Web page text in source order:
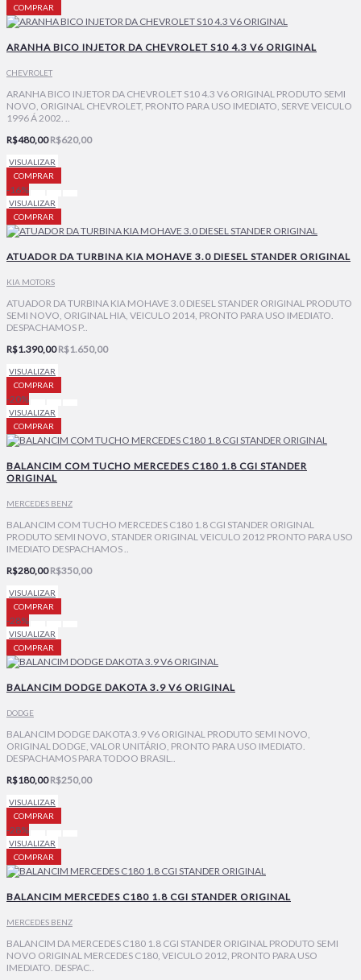
COMPRAR
ARANHA BICO INJETOR DA CHEVROLET S10 4.3 V6 ORIGINAL
CHEVROLET
ARANHA BICO INJETOR DA CHEVROLET S10 4.3 V6 ORIGINAL PRODUTO SEMI
NOVO, ORIGINAL CHEVROLET, PRONTO PARA USO IMEDIATO, SERVE VEICULO
1996 Á 2002. ..
R$480,00 R$620,00
VISUALIZAR
COMPRAR
-16%
VISUALIZAR
COMPRAR
ATUADOR DA TURBINA KIA MOHAVE 3.0 DIESEL STANDER ORIGINAL
KIA MOTORS
ATUADOR DA TURBINA KIA MOHAVE 3.0 DIESEL STANDER ORIGINAL PRODUTO
SEMI NOVO, ORIGINAL HIA, VEICULO 2014, PRONTO PARA USO IMEDIATO.
DESPACHAMOS P..
R$1.390,00 R$1.650,00
VISUALIZAR
COMPRAR
-20%
VISUALIZAR
COMPRAR
BALANCIM COM TUCHO MERCEDES C180 1.8 CGI STANDER
ORIGINAL
MERCEDES BENZ
BALANCIM COM TUCHO MERCEDES C180 1.8 CGI STANDER ORIGINAL
PRODUTO SEMI NOVO, STANDER ORIGINAL VEICULO 2012 PRONTO PARA USO
IMEDIATO DESPACHAMOS ..
R$280,00 R$350,00
VISUALIZAR
COMPRAR
-28%
VISUALIZAR
COMPRAR
BALANCIM DODGE DAKOTA 3.9 V6 ORIGINAL
DODGE
BALANCIM DODGE DAKOTA 3.9 V6 ORIGINAL PRODUTO SEMI NOVO,
ORIGINAL DODGE, VALOR UNITÁRIO, PRONTO PARA USO IMEDIATO.
DESPACHAMOS PARA TODOO BRASIL..
R$180,00 R$250,00
VISUALIZAR
COMPRAR
-28%
VISUALIZAR
COMPRAR
BALANCIM MERCEDES C180 1.8 CGI STANDER ORIGINAL
MERCEDES BENZ
BALANCIM DA MERCEDES C180 1.8 CGI STANDER ORIGINAL PRODUTO SEMI
NOVO ORIGINAL MERCEDES C180, VEICULO 2012, PRONTO PARA USO
IMEDIATO. DESPAC..